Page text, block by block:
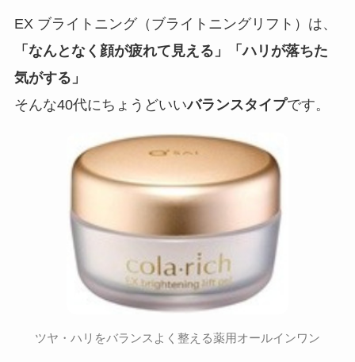
EX ブライトニング（ブライトニングリフト）は、
「なんとなく顔が疲れて見える」「ハリが落ちた
気がする」
そんな40代にちょうどいいバランスタイプです。
ツヤ・ハリをバランスよく整える薬用オールインワン